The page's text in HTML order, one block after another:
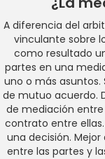
A diferencia del
vinculante sobre
como resultado
partes en una
uno o más asuntos.
de mutuo acuerdo.
de mediación
contrato entre
una decisión.
entre las partes y